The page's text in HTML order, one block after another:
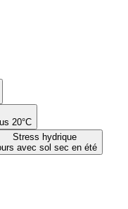
20°C
Stress hydrique
avec sol sec en été